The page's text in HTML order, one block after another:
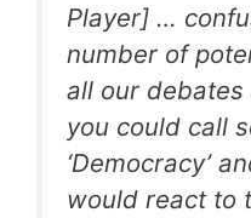
Player] …
number of
all our
you could call
‘Democracy’
would react to